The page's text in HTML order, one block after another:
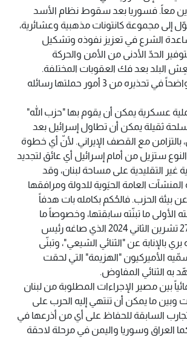
معاً. فسوريا بعد سقوط نظام الأسد
إلى مجموعة كانتونات مذهبية وعشائرية،
الشرع في تعزيز نفوذه وتشكيل
الحدّ الأدنى من الأمن والحركة
البلد بعد فك العقوبات المختلفة.
ولذلك، كان براك واضحاً في تحذيره من 3 أمور حملتها رسائله
عسكرية يمكن أن يقوم بها "حزب الله"
ثقيلة يمكن أن تطاول إسرائيل بعد
بالتزامن مع القصف الإيراني. لأنّ أي خطوة
ستزيل من أمام إسرائيل أي عائق لتجديد
غير التقليدية على مساحة لبنان، وقد
العامة الحيَوية للدولة ومرافقها
بيئة الحزب. فالحُكم بكامله بات هدفاً
الأولى ما تبنّته سابقتها، وخصوصاً ما
انتهى إليه تفاهم 27 تشرين الثاني 2024 الذي صاغه رئيس
بالإنابة عن "الثنائي الشيعي"، وتبنّى
الأميركيون "الهزيمة" التي لحقت
به الثنائي المفاوض.
بين مصير الإجراءات المطلوبة من لبنان
وبين ما يمكن أن تنتهي إليه الحرب على
السابقة للحفاظ على أي من أذرعها في
العراق وسوريا واليمن في مرحلة لاحقة